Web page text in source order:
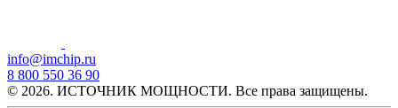
info@imchip.ru
8 800 550 36 90
© 2026. ИСТОЧНИК МОЩНОСТИ. Все права защищены.